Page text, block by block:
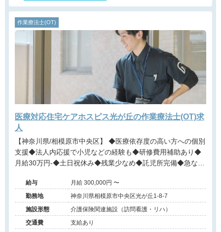
作業療法士(OT)
医療対応住宅ケアホスピス光が丘の作業療法士(OT)求
人
【神奈川県/相模原市中央区】 ◆医療依存度の高い方への個別
支援◆法人内応援で小児などの経験も◆研修費用補助あり◆
月給30万円-◆土日祝休み◆残業少なめ◆託児所完備◆急な休
給与
月給 300,000円 〜
勤務地
神奈川県相模原市中央区光が丘1-8-7
施設形態
介護保険関連施設（訪問看護・リハ）
交通費
支給あり